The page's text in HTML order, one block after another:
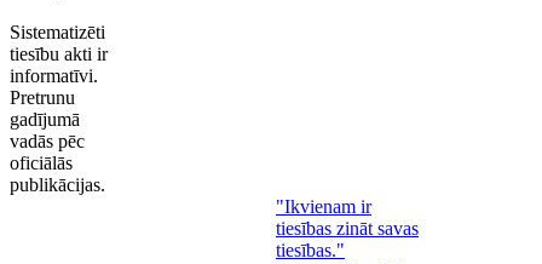
Sistematizēti
tiesību akti ir
informatīvi.
Pretrunu
gadījumā
vadās pēc
oficiālās
publikācijas.
"Ikvienam ir
tiesības zināt savas
tiesības."